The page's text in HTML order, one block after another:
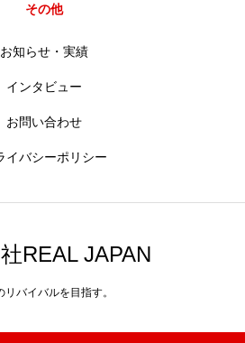
その他
お知らせ・実績
インタビュー
お問い合わせ
イバシーポリシー
REAL JAPAN
リバイバルを目指す。